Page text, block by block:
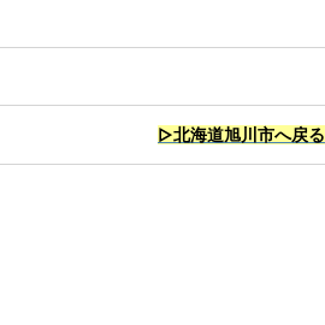
▷北海道旭川市へ戻る